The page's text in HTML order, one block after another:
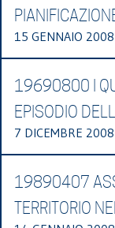
15 GENNAIO 2008
19690800 I
EPISODIO
7 DICEMBRE 2008
19890407
TERRITORIO